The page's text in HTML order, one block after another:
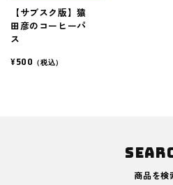
【サブスク版】猿
田彦のコーヒーパ
ス
¥500 （税込）
商品を検